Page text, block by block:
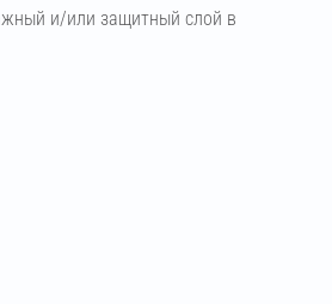
и/или защитный слой в